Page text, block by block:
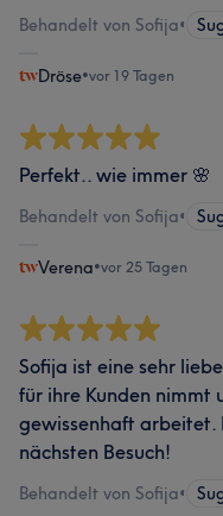
Behandelt von Sofija•
Dröse•vor 19 Tagen
Perfekt.. wie immer 🌸
Behandelt von Sofija•
Verena•vor 25 Tagen
Sofija ist eine sehr
für ihre Kunden nimmt
gewissenhaft arbeitet.
nächsten Besuch!
Behandelt von Sofija•